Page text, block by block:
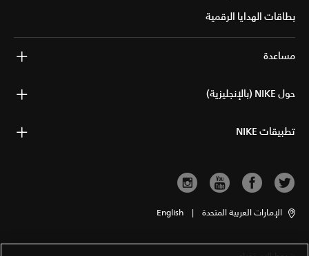
بطاقات الهدايا الرقمية
مساعدة
حول NIKE (بالإنجليزية)
تطبيقات NIKE
الإمارات العربية المتحدة |
English